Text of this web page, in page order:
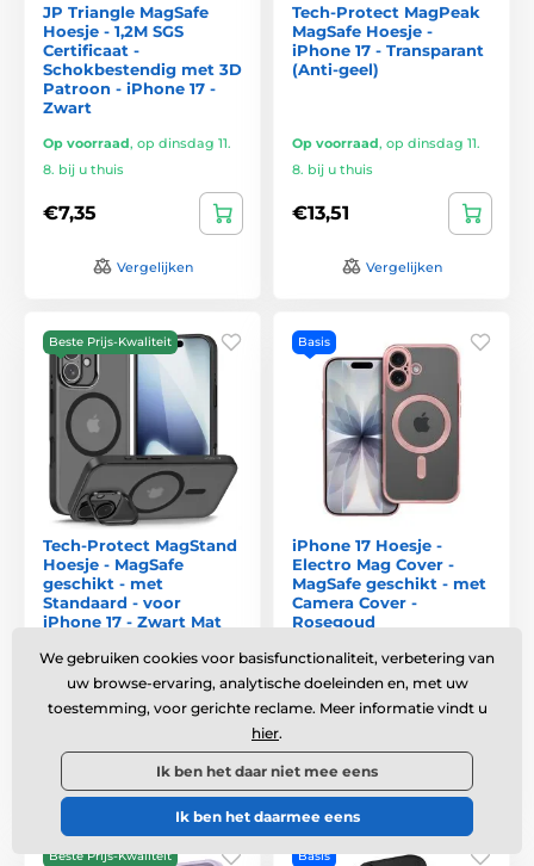
JP Triangle MagSafe
Hoesje - 1,2M SGS
Certificaat -
Schokbestendig met 3D
Patroon - iPhone 17 -
Zwart
Op voorraad, op dinsdag 11.
8. bij u thuis
€7,35
Vergelijken
Tech-Protect MagPeak
MagSafe Hoesje -
iPhone 17 - Transparant
(Anti-geel)
Op voorraad, op dinsdag 11.
8. bij u thuis
€13,51
Vergelijken
Beste Prijs-Kwaliteit
Tech-Protect MagStand
Hoesje - MagSafe
geschikt - met
Standaard - voor
iPhone 17 - Zwart Mat
Op voorraad,op dinsdag 11.
8. bij u thuis
Vergelijken
Basis
iPhone 17 Hoesje -
Electro Mag Cover -
MagSafe geschikt - met
Camera Cover -
Rosegoud
Op voorraad ,op dinsdag 11.
8. bij u thuis
Vergelijken
Beste Prijs-Kwaliteit Basis
We gebruiken cookies voor basisfunctionaliteit, verbetering van
uw browse-ervaring, analytische doeleinden en, met uw
toestemming, voor gerichte reclame. Meer informatie vindt u
hier.
Ik ben het daar niet mee eens
Ik ben het daarmee eens